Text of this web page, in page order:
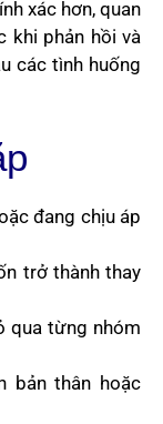
xác hơn, quan
khi phản hồi và
các tình huống
đang chịu áp
trở thành thay
qua từng nhóm
bản thân hoặc